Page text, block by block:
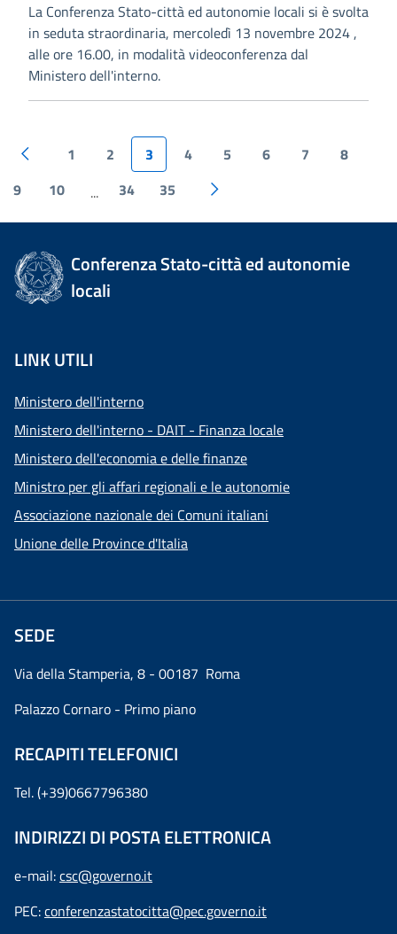
La Conferenza Stato-città ed autonomie locali si è svolta
in seduta straordinaria, mercoledì 13 novembre 2024 ,
alle ore 16.00, in modalità videoconferenza dal
Ministero dell'interno.
1 2 3 4 5 6 7
8
9
10 ... 34 35
Conferenza Stato-città ed autonomie
locali
LINK UTILI
Ministero dell'interno
Ministero dell'interno - DAIT - Finanza locale
Ministero dell'economia e delle finanze
Ministro per gli affari regionali e le autonomie
Associazione nazionale dei Comuni italiani
Unione delle Province d'Italia
SEDE
Via della Stamperia, 8 - 00187 Roma
Palazzo Cornaro - Primo piano
RECAPITI TELEFONICI
Tel. (+39)0667796380
INDIRIZZI DI POSTA ELETTRONICA
e-mail:csc@governo.it
PEC:conferenzastatocitta@pec.governo.it